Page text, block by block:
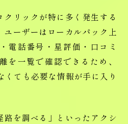
リックが特に多く発生する
ーザーはローカルパック上
電話番号・星評価・口コミ
を一覧で確認できるため、
ても必要な情報が手に入り
路を調べる」といったアクシ